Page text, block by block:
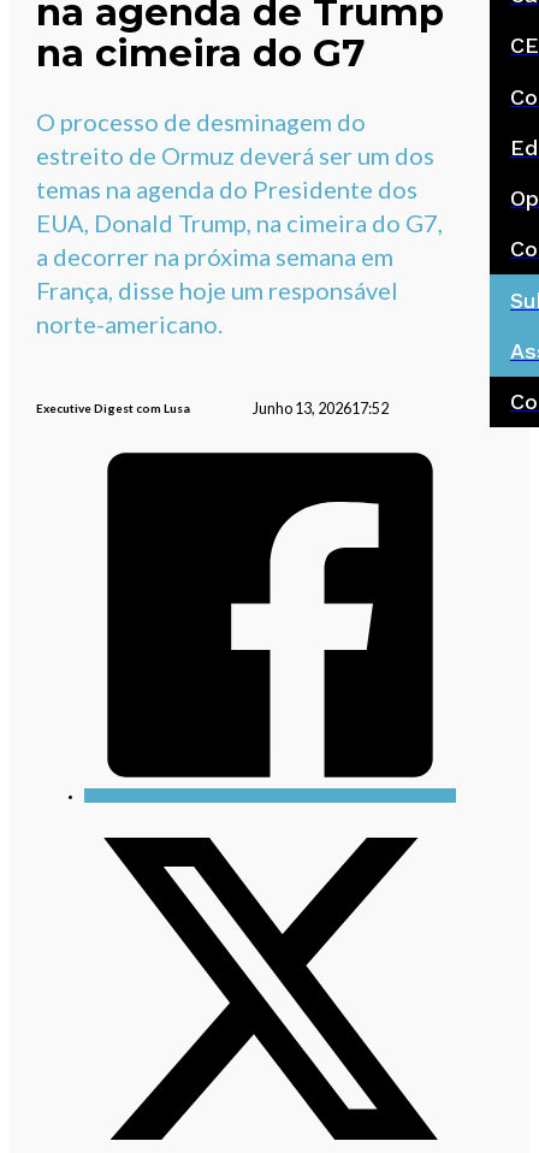
na agenda de Trump
na cimeira do G7
O processo de desminagem do
estreito de Ormuz deverá ser um dos
temas na agenda do Presidente dos
EUA, Donald Trump, na cimeira do G7,
a decorrer na próxima semana em
França, disse hoje um responsável
norte-americano.
Executive Digest com Lusa Junho 13, 202617:52